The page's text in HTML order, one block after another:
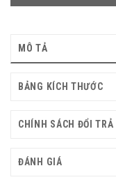
MÔ TẢ
BẢNG KÍCH THƯỚC
CHÍNH SÁCH ĐỔI TRẢ
ĐÁNH GIÁ